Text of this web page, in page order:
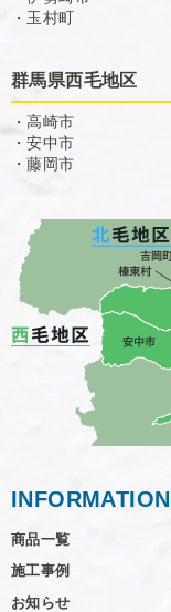
・玉村町
群馬県西毛地区
・高崎市
・安中市
・藤岡市
INFORMATION
商品一覧
施工事例
お知らせ